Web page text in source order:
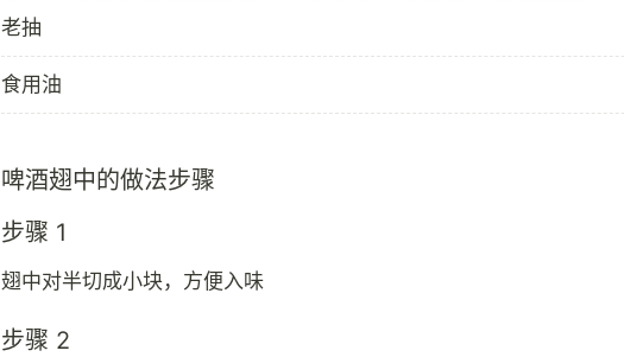
老抽
食用油
啤酒翅中的做法步骤
步骤 1
翅中对半切成小块，方便入味
步骤 2